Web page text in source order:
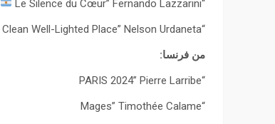
“Le Silence du Cœur” Fernando Lazzarini
“A Clean Well-Lighted Place” Nelson Urdaneta
من فرنسا:
“PARIS 2024” Pierre Larribe
“Mages” Timothée Calame